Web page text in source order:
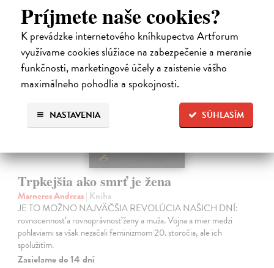
Príjmete naše cookies?
K prevádzke internetového kníhkupectva Artforum
využívame cookies slúžiace na zabezpečenie a meranie
funkčnosti, marketingové účely a zaistenie vášho
maximálneho pohodlia a spokojnosti.
SÚHLASÍM
NASTAVENIA
Trpkejšia ako smrť je žena
Marneros Andreas| Kniha
JE TO MOŽNO NAJVÄČŠIA REVOLÚCIA NAŠICH DNÍ:
rovnocennosť a rovnoprávnosť ženy a muža. Vojna a mier medzi
pohlaviami sa však nezačali feminizmom 20. storočia, ale ich
spolužitím.
Zasielame do 14 dní